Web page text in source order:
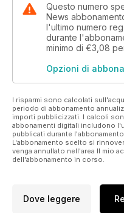
Questo numero
News
l'ultimo numero
durante
minimo di €3,08
Opzioni di
I risparmi sono calcolati
periodo di abbonamento
importi pubblicizzati. I calcoli
abbonamenti digitali includono
pubblicati durante
L'abbonamento scelto si
venga annullato nell'area Il mio
dell'abbonamento in corso.
Dove leggere